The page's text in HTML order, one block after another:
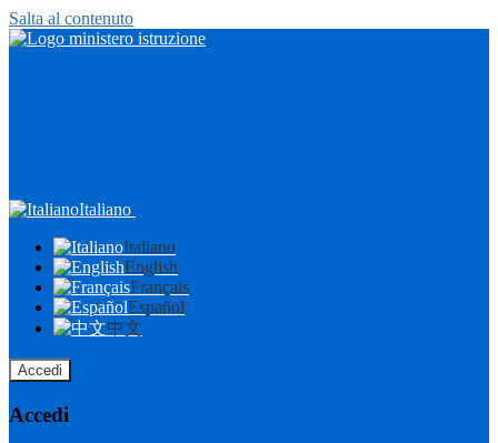
Salta al contenuto
Italiano
Italiano
English
Français
Español
中文
Accedi
Accedi